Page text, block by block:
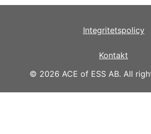
© 2026 ACE of ESS AB. All
Integritetspolicy
Kontakt